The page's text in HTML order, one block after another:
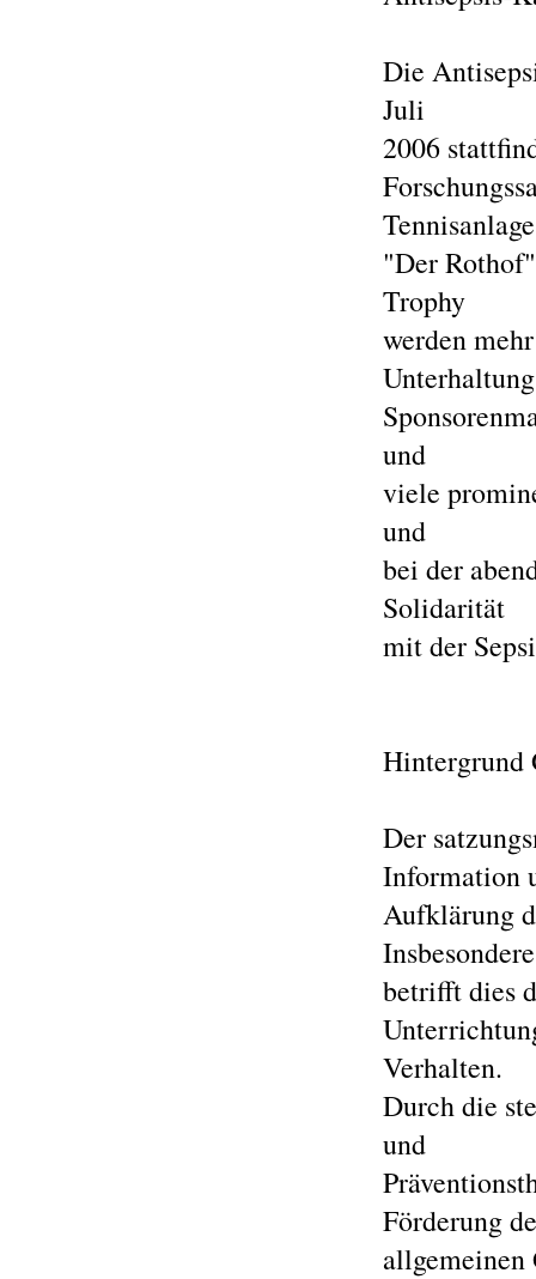
Die
Juli
2006
Tennisanlage
"Der
Trophy
werden
und
viele
und
bei der
Solidarität
mit der
Hintergrund
Der
Information
Aufklärung
Insbesondere
betrifft dies
Verhalten.
Durch die
und
Förderung
allgemeinen